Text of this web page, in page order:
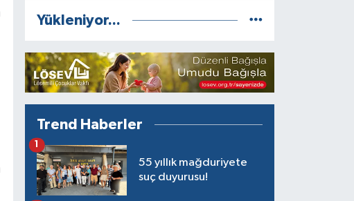
Yükleniyor...
Trend Haberler
55 yıllık mağduriyete
suç duyurusu!
1